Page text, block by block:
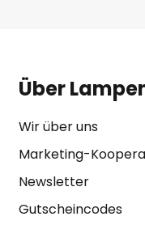
Über
Wir über uns
Marketing-
Newsletter
Gutscheincodes